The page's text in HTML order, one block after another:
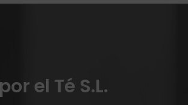
el Té S.L.